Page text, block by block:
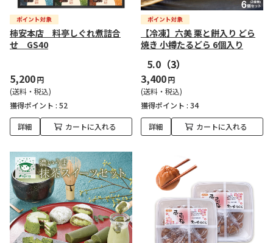
柿安本店 料亭しぐれ煮詰合
せ GS40
5,200円
(送料・税込)
獲得ポイント : 52
詳細 カートに入れる
【冷凍】六美 栗と餅入り どら
焼き 小樽たるどら 6個入り
5.0 （3）
3,400円
(送料・税込)
獲得ポイント : 34
詳細 カートに入れる